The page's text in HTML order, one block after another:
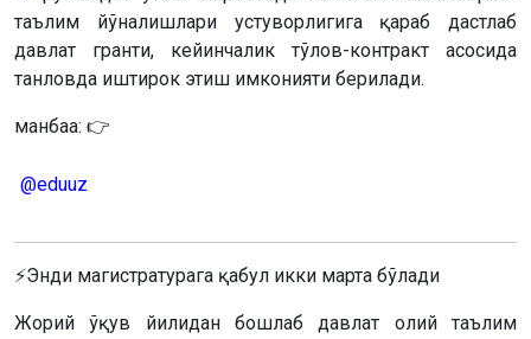
таълим йўналишлари устуворлигига қараб дастлаб
давлат гранти, кейинчалик тўлов-контракт асосида
танловда иштирок этиш имконияти берилади.
манбаа: 👉
@eduuz
⚡️Энди магистратурага қабул икки марта бўлади
Жорий ўқув йилидан бошлаб давлат олий таълим